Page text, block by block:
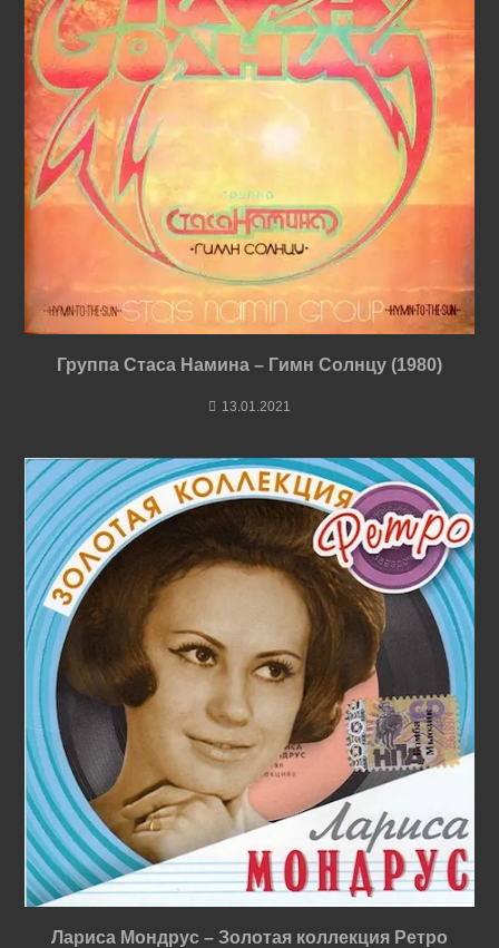
Группа Стаса Намина – Гимн Солнцу (1980)
13.01.2021
Лариса Мондрус – Золотая коллекция Ретро